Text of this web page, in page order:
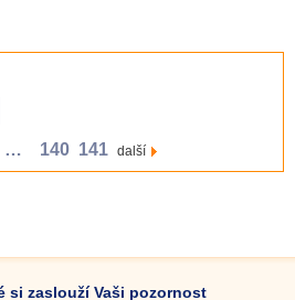
… 140 141 další
si zaslouží Vaši pozornost